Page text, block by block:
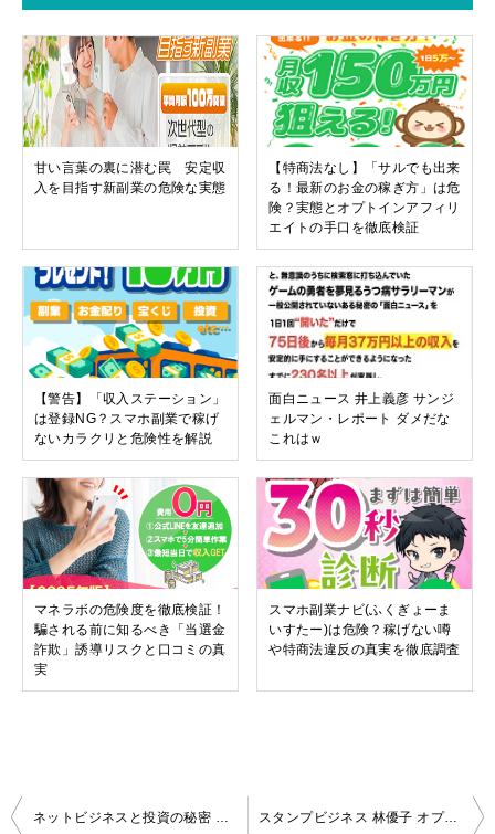
甘い言葉の裏に潜む罠 安定収
入を目指す新副業の危険な実態
【特商法なし】「サルでも出来
る！最新のお金の稼ぎ方」は危
険？実態とオプトインアフィリ
エイトの手口を徹底検証
【警告】「収入ステーション」
は登録NG？スマホ副業で稼げ
ないカラクリと危険性を解説
面白ニュース 井上義彦 サンジ
ェルマン・レポート ダメだな
これはｗ
マネラボの危険度を徹底検証！
騙される前に知るべき「当選金
詐欺」誘導リスクと口コミの真
実
スマホ副業ナビ(ふくぎょーま
いすたー)は危険？稼げない噂
や特商法違反の真実を徹底調査
投
ネットビジネスと投資の秘密 佐藤亮 危険 スタンプビジネス 林優子 オプトイン報酬狙いってやつか